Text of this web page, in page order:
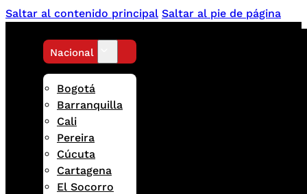
Saltar al contenido principal Saltar al pie de página
Nacional
Bogotá
Barranquilla
Cali
Pereira
Cúcuta
Cartagena
El Socorro